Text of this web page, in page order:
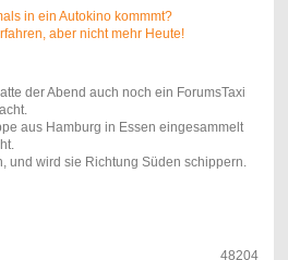
in ein Autokino kommmt?
aber nicht mehr Heute!
der Abend auch noch ein ForumsTaxi
aus Hamburg in Essen eingesammelt
und wird sie Richtung Süden schippern.
48204